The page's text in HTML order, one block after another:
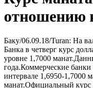
отношению
Баку/06.09.18/Turan: На
Банка в четверг курс
уровне 1,7000
года.Коммерческие
интервале 1,6950-1,7000
манат.Официальный курс